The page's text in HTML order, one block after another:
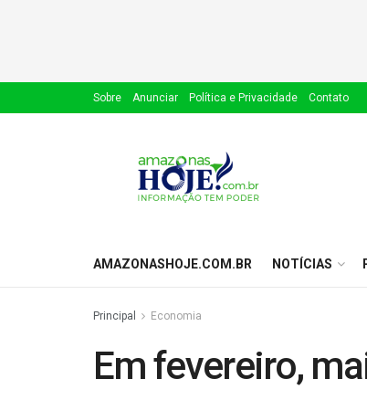
Sobre Anunciar Política e Privacidade Contato
AMAZONASHOJE.COM.BR NOTÍCIAS
Principal Economia
Em fevereiro,